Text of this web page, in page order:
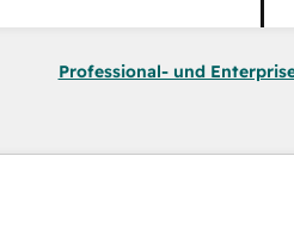
Professional- und